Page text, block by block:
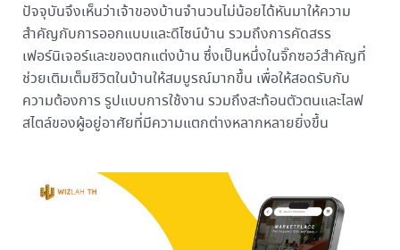
ปัจจุบันจึงเห็นว่าเจ้าของบ้านจำนวนไม่น้อยได้หันมาให้ความ
สำคัญกับการออกแบบและดีไซน์บ้าน รวมถึงการคัดสรร
เฟอร์นิเจอร์และของตกแต่งบ้าน ซึ่งเป็นหนึ่งในจิ๊กซอว์สำคัญที่
ช่วยเติมเต็มชีวิตในบ้านให้สมบูรณ์มากขึ้น เพื่อให้สอดรับกับ
ความต้องการ รูปแบบการใช้งาน รวมถึงสะท้อนตัวตนและไลฟ
สไตล์ของผู้อยู่อาศัยที่มีความแตกต่างหลากหลายยิ่งขึ้น